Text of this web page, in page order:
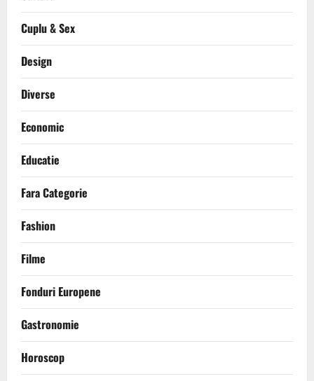
Cuplu & Sex
Design
Diverse
Economic
Educatie
Fara Categorie
Fashion
Filme
Fonduri Europene
Gastronomie
Horoscop